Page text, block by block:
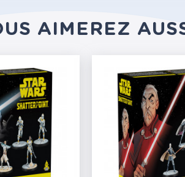
AIMEREZ